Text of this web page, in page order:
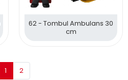
62 - Tombul Ambulans 30
cm
1 2